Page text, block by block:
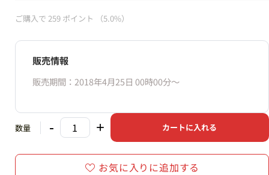
ご購入で 259 ポイント （5.0%）
販売情報
販売期間：2018年4月25日 00時00分〜
数量 - + カートに入れる
お気に入りに追加する